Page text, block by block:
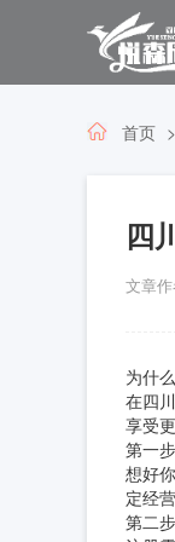
首页
四
文章
为什
在四
享受
第一
想好
定经
第二